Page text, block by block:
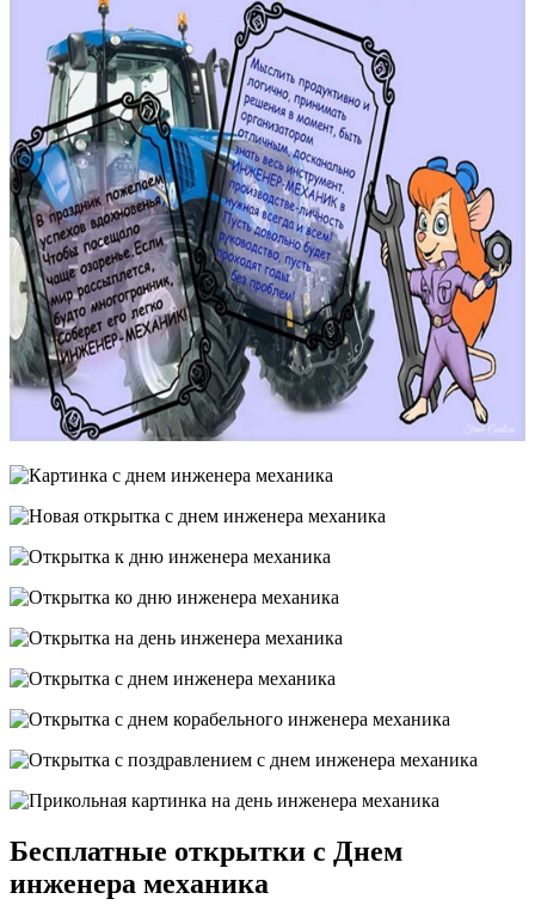
Бесплатные открытки с Днем
инженера механика